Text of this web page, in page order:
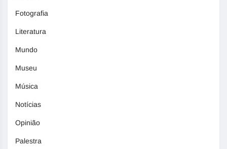
Fotografia
Literatura
Mundo
Museu
Música
Notícias
Opinião
Palestra